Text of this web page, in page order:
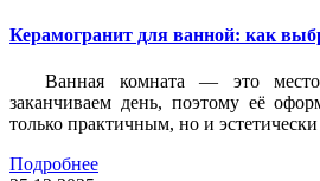
Керамогранит для ванной: как
Ванная комната — это
заканчиваем день, поэтому её
только практичным, но и
Подробнее